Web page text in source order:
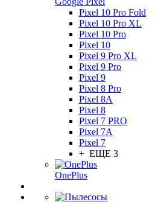
Pixel 10 Pro Fold
Pixel 10 Pro XL
Pixel 10 Pro
Pixel 10
Pixel 9 Pro XL
Pixel 9 Pro
Pixel 9
Pixel 8 Pro
Pixel 8A
Pixel 8
Pixel 7 PRO
Pixel 7A
Pixel 7
+ ЕЩЕ 3
OnePlus